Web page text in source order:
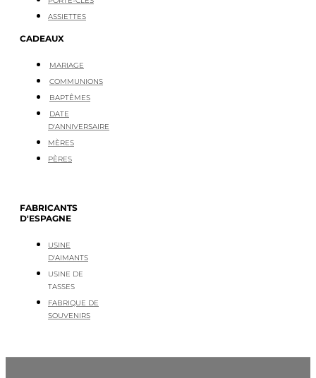
ASSIETTES
CADEAUX
MARIAGE
COMMUNIONS
BAPTÊMES
DATE
D'ANNIVERSAIRE
MÈRES
PÈRES
FABRICANTS
D'ESPAGNE
USINE
D'AIMANTS
USINE DE
TASSES
FABRIQUE DE
SOUVENIRS